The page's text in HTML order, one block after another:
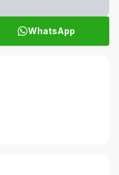
WhatsApp